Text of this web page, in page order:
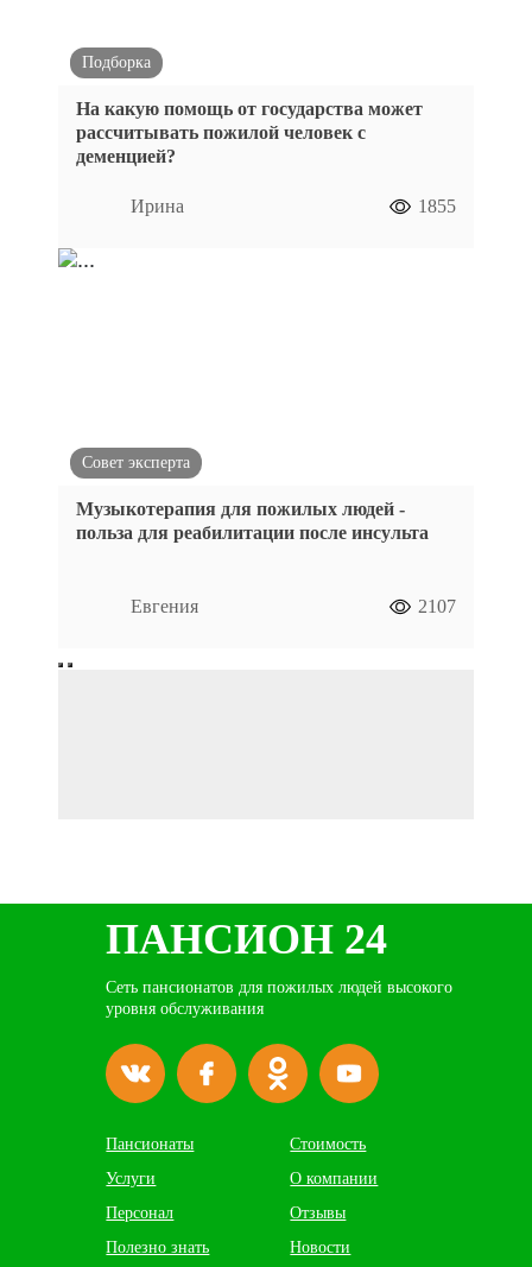
Подборка
На какую помощь от государства может
рассчитывать пожилой человек с
деменцией?
Ирина 1855
Совет эксперта
Музыкотерапия для пожилых людей -
польза для реабилитации после инсульта
Евгения 2107
ПАНСИОН 24
Сеть пансионатов для пожилых людей высокого
уровня обслуживания
Пансионаты
Стоимость
Услуги
О компании
Персонал
Отзывы
Полезно знать
Новости